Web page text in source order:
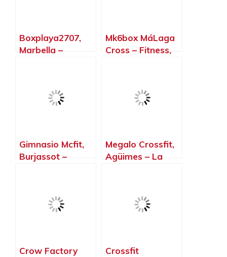
Boxplaya2707,
Marbella –
Mk6box MáLaga
Cross – Fitness,
Gimnasio Mcfit,
Burjassot –
Megalo Crossfit,
Agüimes – La
Crow Factory
Crossfit